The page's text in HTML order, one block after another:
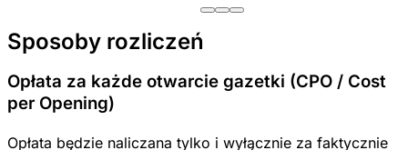
Sposoby rozliczeń
Opłata za każde otwarcie gazetki (CPO / Cost
per Opening)
Opłata będzie naliczana tylko i wyłącznie za faktycznie